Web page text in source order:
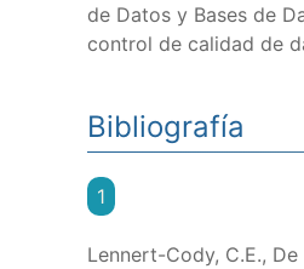
de Datos y Bases de
control de calidad de
Bibliografía
1
Lennert-Cody, C.E.,